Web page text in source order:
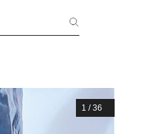
1 /36